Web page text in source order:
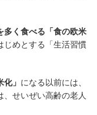
多く食べる「食の欧米
じめとする「生活習慣
」 になる以前には、
、せいぜい高齢の老人